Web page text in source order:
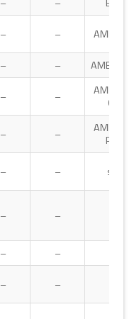
– –
– –
– –
Oft
– –
Psiq
– –
sim
– –
– –
– –